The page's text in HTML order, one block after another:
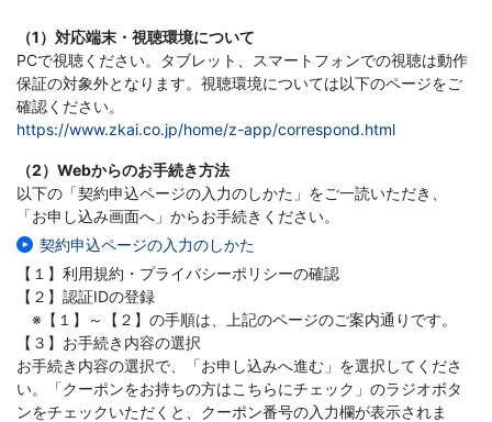
関
中
学
受
験
プ
レ
ミ
（1）対応端末・視聴環境について
PCで視聴ください。タブレット、スマートフォンでの視聴は動作
保証の対象外となります。視聴環境については以下のページをご
確認ください。
https://www.zkai.co.jp/home/z-app/correspond.html
（2）Webからのお手続き方法
以下の「契約申込ページの入力のしかた」をご一読いただき、
「お申し込み画面へ」からお手続きください。
契約申込ページの入力のしかた
【１】利用規約・プライバシーポリシーの確認
【２】認証IDの登録
※【１】～【２】の手順は、上記のページのご案内通りです。
【３】お手続き内容の選択
お手続き内容の選択で、「お申し込みへ進む」を選択してくださ
い。「クーポンをお持ちの方はこちらにチェック」のラジオボタ
ンをチェックいただくと、クーポン番号の入力欄が表示されま